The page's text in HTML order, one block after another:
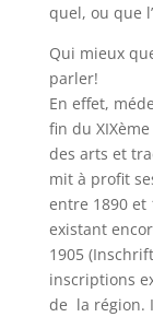
quel, ou que
Qui mieux
parler!
En effet,
fin du
des arts et
mit à profit
entre 1890 et
existant
1905
inscriptions
de la région.